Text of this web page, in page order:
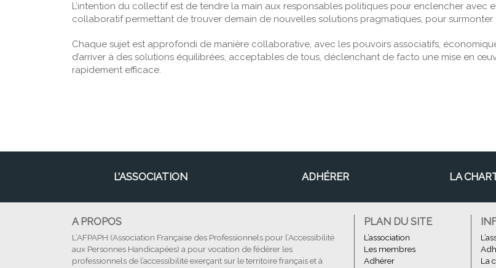
L’intention du collectif est de tendre la main aux responsables politiques pour enclencher avec
collaboratif permettant de trouver demain de nouvelles solutions pragmatiques, pour surmonter
Chaque sujet est approfondi de manière collaborative, avec les pouvoirs associatifs,
d’arriver à des solutions équilibrées, acceptables de tous, déclenchant de facto une mise en
rapidement efficace.
L’ASSOCIATION ADHÉRER LA
A PROPOS
L’AFPAPH (Association Française des Professionnels pour l’Accessibilité
aux Personnes Handicapées) a pour vocation de fédérer les
professionnels de l’accessibilité exerçant sur le territoire français et à
PLAN DU SITE
L’association
Les membres
Adhérer
La